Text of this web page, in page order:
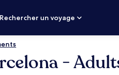
Rechercher un voyage
-